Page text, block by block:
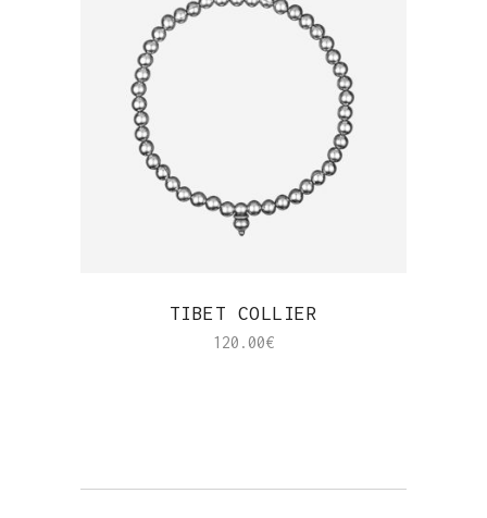
TIBET COLLIER
120.00€